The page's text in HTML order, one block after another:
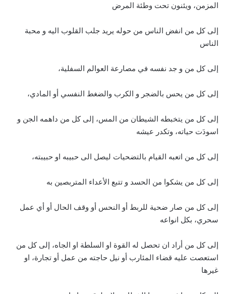
المزمن، ويئنون تحت وطئة المرض
إلى كل من انفض الناس من حوله يريد جلب القلوب اليه و محبة
الناس
إلى كل من و جد نفسه في مصارعة العوالم السفلية،
إلى كل من يحس بالضجر و الكرب والضغط النفسي أو المادي،
إلى كل من يتخبطه الشيطان من المس، إلى كل من داهمه الجن و
اسودَت حياته، وتكدر عيشه
إلى كل من اتعبه القيام بالتضحيات ليصل الى حبيبه او حبيبته،
إلى كل من يشكوا من الحسد و تتبع الأعداء المتربصين به
إلى كل من صار ضحية للربط أو النحس أو وقف الحال أو أي عمل
سحري، بكل انواعه
إلى كل من أراد ان تحصل له القوة او السلطة او الجاه، إلى كل من
استعصت عليه قضاء المئارب أو نيل حاجته من عمل أو تجارة، او
غيرها